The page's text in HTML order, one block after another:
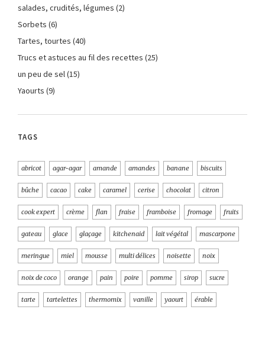
salades, crudités, légumes (2)
Sorbets (6)
Tartes, tourtes (40)
Trucs et astuces au fil des recettes (25)
un peu de sel (15)
Yaourts (9)
TAGS
abricot agar-agar amande amandes banane biscuits
bûche cacao cake caramel cerise chocolat citron
cook expert crème flan fraise framboise fromage fruits
gateau glace glaçage kitchenaid lait végétal mascarpone
meringue miel mousse multi délices noisette noix
noix de coco orange pain poire pomme sirop sucre
tarte tartelettes thermomix vanille yaourt érable